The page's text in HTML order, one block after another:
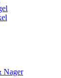
Nager